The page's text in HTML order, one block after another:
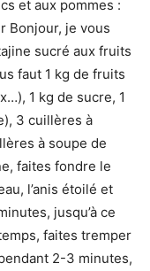
et aux pommes :
Bonjour, je vous
sucré aux fruits
faut 1 kg de fruits
1 kg de sucre, 1
3 cuillères à
à soupe de
faites fondre le
l’anis étoilé et
jusqu’à ce
faites tremper
2-3 minutes,